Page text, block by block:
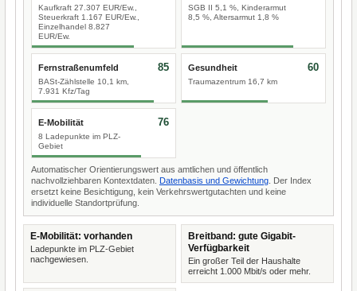
Kaufkraft 27.307 EUR/Ew.,
Steuerkraft 1.167 EUR/Ew.,
Einzelhandel 8.827
EUR/Ew.
SGB II 5,1 %, Kinderarmut
8,5 %, Altersarmut 1,8 %
Fernstraßenumfeld
BASt-Zählstelle 10,1 km,
7.931 Kfz/Tag
85 Gesundheit
Traumazentrum 16,7 km
60
E-Mobilität
8 Ladepunkte im PLZ-
Gebiet
76
Automatischer Orientierungswert aus amtlichen und öffentlich
nachvollziehbaren Kontextdaten. Datenbasis und Gewichtung . Der Index
ersetzt keine Besichtigung, kein Verkehrswertgutachten und keine
individuelle Standortprüfung.
E-Mobilität: vorhanden
Ladepunkte im PLZ-Gebiet
nachgewiesen.
Breitband: gute Gigabit-
Verfügbarkeit
Ein großer Teil der Haushalte
erreicht 1.000 Mbit/s oder mehr.